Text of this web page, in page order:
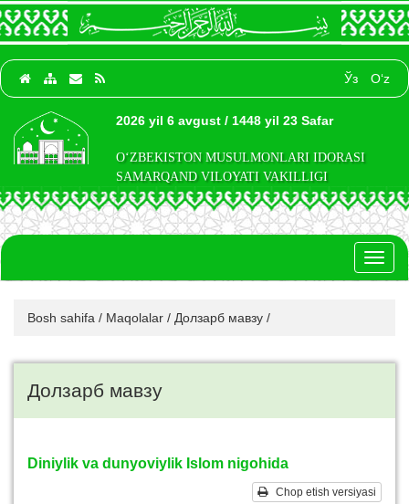
Ўз O‘z
2026 yil 6 avgust / 1448 yil 23 Safar
O‘ZBEKISTON MUSULMONLARI IDORASI
SAMARQAND VILOYATI VAKILLIGI
Bosh sahifa / Maqolalar / Долзарб мавзу /
Долзарб мавзу
Diniylik va dunyoviylik Islom nigohida
Chop etish versiyasi